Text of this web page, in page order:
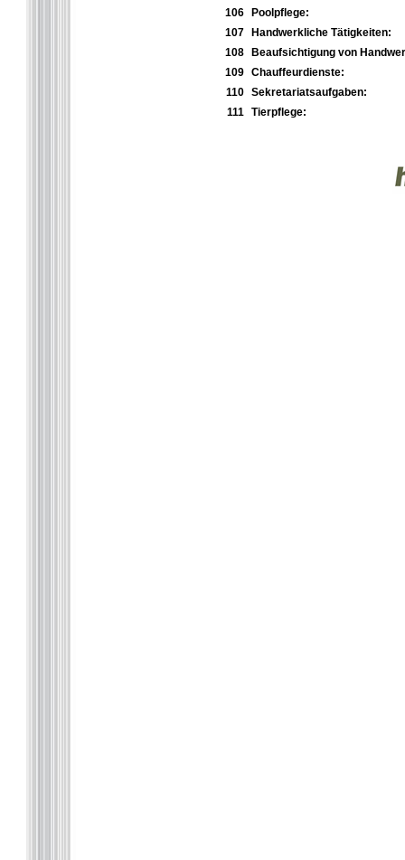
106
Poolpflege:
107
Handwerkliche Tätigkeiten:
108
Beaufsichtigung von
109
Chauffeurdienste:
110
Sekretariatsaufgaben:
111
Tierpflege: